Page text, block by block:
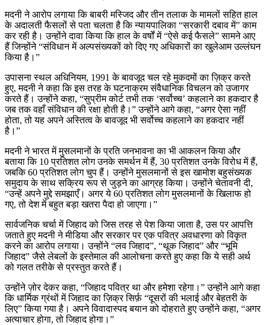
मदनी ने आरोप लगाया कि बाबरी मस्जिद और तीन तलाक के मामलों सहित हाल
के अदालती फैसलों से पता चलता है कि न्यायपालिका “सरकारी दबाव में” काम
कर रही है। उन्होंने दावा किया कि हाल के वर्षों में “ऐसे कई फैसले” सामने आए
हैं जिन्होंने “संविधान में अल्पसंख्यकों को दिए गए अधिकारों का खुलेआम उल्लंघन
किया है।”
उपासना स्थल अधिनियम, 1991 के बावजूद चल रहे मुकदमों का ज़िक्र करते
हुए, मदनी ने कहा कि इस तरह के घटनाक्रम संवैधानिक विचलन को उजागर
करते हैं। उन्होंने कहा, “सुप्रीम कोर्ट तभी तक ‘सर्वोच्च’ कहलाने का हकदार है
जब तक वहाँ संविधान की रक्षा होती है।” उन्होंने आगे कहा, “अगर ऐसा नहीं
होता, तो यह अपने अस्तित्व के बावजूद भी सर्वोच्च कहलाने का हकदार नहीं
है।”
मदनी ने भारत में मुसलमानों के प्रति जनभावना का भी आकलन किया और
बताया कि 10 प्रतिशत लोग उनके समर्थन में हैं, 30 प्रतिशत उनके विरोध में हैं,
जबकि 60 प्रतिशत लोग चुप हैं। उन्होंने मुसलमानों से इस खामोश बहुसंख्यक
समुदाय के साथ सक्रिय रूप से जुड़ने का आग्रह किया। उन्होंने चेतावनी दी,
“उन्हें अपने मुद्दे समझाएँ। अगर ये 60 प्रतिशत लोग मुसलमानों के खिलाफ हो
गए, तो देश में बहुत बड़ा खतरा पैदा हो जाएगा।”
सार्वजनिक चर्चा में जिहाद को जिस तरह से पेश किया जाता है, उस पर आपत्ति
जताते हुए मदनी ने मीडिया और सरकार पर एक पवित्र अवधारणा को विकृत
करने का आरोप लगाया। उन्होंने “लव जिहाद”, “थूक जिहाद” और “भूमि
जिहाद” जैसे लेबलों के इस्तेमाल की आलोचना करते हुए कहा कि ये सही अर्थ
को गलत तरीके से प्रस्तुत करते हैं।
उन्होंने ज़ोर देकर कहा, “जिहाद पवित्र था और हमेशा रहेगा।” उन्होंने आगे कहा
कि धार्मिक ग्रंथों में जिहाद का ज़िक्र सिर्फ़ “दूसरों की भलाई और बेहतरी के
लिए” किया गया है। अपने विवादास्पद बयान को दोहराते हुए उन्होंने कहा, “अगर
अत्याचार होगा, तो जिहाद होगा।”